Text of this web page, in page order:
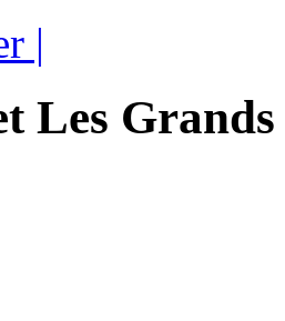
|
Les